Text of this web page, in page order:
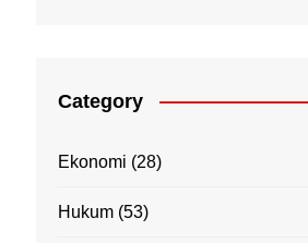
Category
Ekonomi (28)
Hukum (53)